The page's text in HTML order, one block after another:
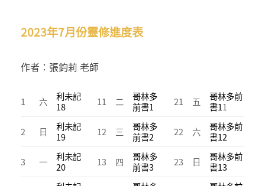
2023年7月份靈修進度表
作者：張鈞莉 老師
1 六
利未記
18
11 二
哥林多
前書1
21 五
哥林多前
書11
2
日
利未記
19
12 三
哥林多
前書2
22 六
哥林多前
書12
3
一
利未記
20
13 四
哥林多
前書3
23 日
哥林多前
書13